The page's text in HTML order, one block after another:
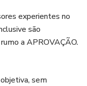
experientes no
são
a APROVAÇÃO.
sem